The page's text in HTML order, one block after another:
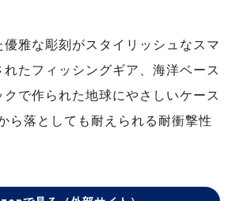
雅な彫刻がスタイリッシュなスマ
たフィッシングギア、海洋ベース
で作られた地球にやさしいケース
ら落としても耐えられる耐衝撃性